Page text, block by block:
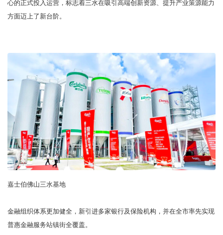
心的正式投入运营，标志着三水在吸引高端创新资源、提升产业策源能力
方面迈上了新台阶。
嘉士伯佛山三水基地
金融组织体系更加健全，新引进多家银行及保险机构，并在全市率先实现
普惠金融服务站镇街全覆盖。